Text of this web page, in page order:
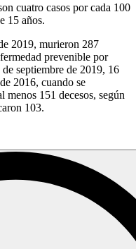
cuatro casos por cada 100
15 años.
2019, murieron 287
prevenible por
septiembre de 2019, 16
2016, cuando se
menos 151 decesos, según
103.